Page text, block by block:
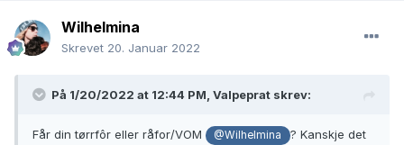
Wilhelmina
Skrevet 20. Januar 2022
På 1/20/2022 at 12:44 PM, Valpeprat skrev:
Får din tørrfôr eller råfor/VOM @Wilhelmina ? Kanskje det